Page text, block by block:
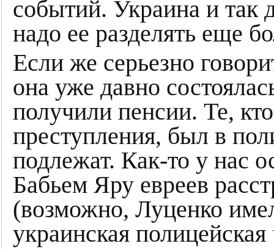
событий. Украина и так
надо ее разделять еще
Если же серьезно
она уже давно
получили пенсии. Те,
преступления, был в
подлежат. Как-то у нас
Бабьем Яру евреев
(возможно, Луценко
украинская